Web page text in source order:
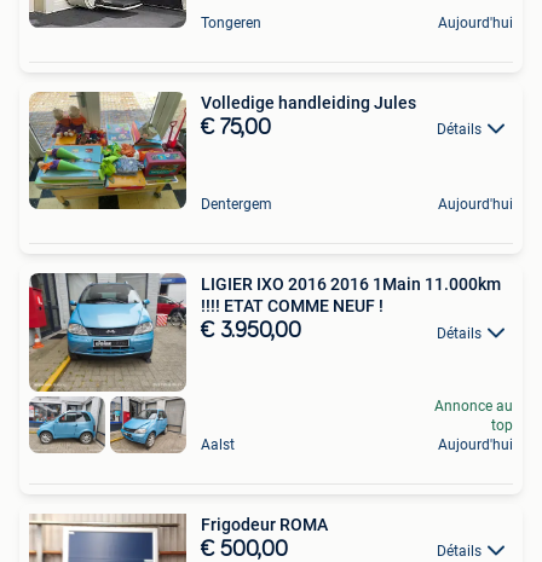
Tongeren Aujourd'hui
Volledige handleiding Jules
€ 75,00 Détails
Dentergem Aujourd'hui
LIGIER IXO 2016 2016 1Main 11.000km
!!!! ETAT COMME NEUF !
€ 3.950,00 Détails
Aalst
Annonce au
top
Aujourd'hui
Frigodeur ROMA
€ 500,00 Détails